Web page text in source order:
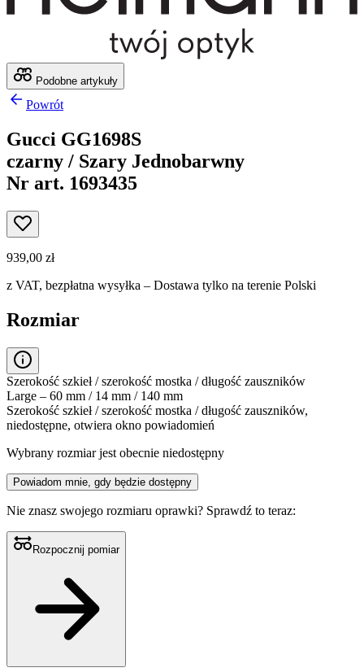
Podobne artykuły
Powrót
Gucci GG1698S
czarny / Szary Jednobarwny
Nr art. 1693435
939,00 zł
z VAT, bezpłatna wysyłka – Dostawa tylko na terenie Polski
Rozmiar
Szerokość szkieł / szerokość mostka / długość zauszników
Large – 60 mm / 14 mm / 140 mm
Szerokość szkieł / szerokość mostka / długość zauszników,
niedostępne, otwiera okno powiadomień
Wybrany rozmiar jest obecnie niedostępny
Powiadom mnie, gdy będzie dostępny
Nie znasz swojego rozmiaru oprawki? Sprawdź to teraz:
Rozpocznij pomiar